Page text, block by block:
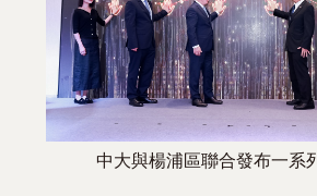
中大與楊浦區聯合發布一系